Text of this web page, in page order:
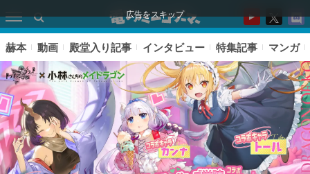
広告をスキップ
赫本 動画 殿堂入り記事 インタビュー 特集記事 マンガ